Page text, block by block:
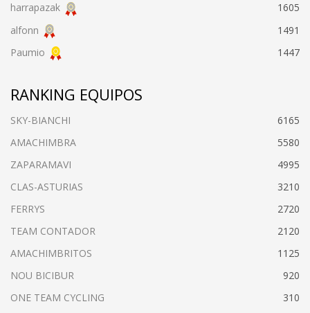
harrapazak
1605
alfonn
1491
Paumio
1447
RANKING EQUIPOS
SKY-BIANCHI
6165
AMACHIMBRA
5580
ZAPARAMAVI
4995
CLAS-ASTURIAS
3210
FERRYS
2720
TEAM CONTADOR
2120
AMACHIMBRITOS
1125
NOU BICIBUR
920
ONE TEAM CYCLING
310